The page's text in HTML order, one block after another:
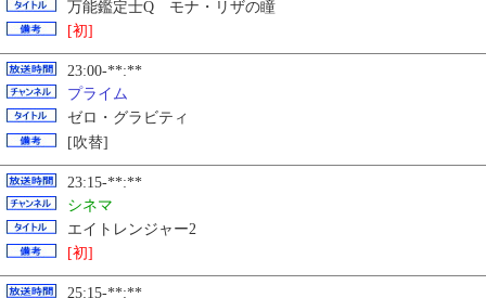
万能鑑定士Q モナ・リザの瞳
[初]
23:00-**:**
プライム
ゼロ・グラビティ
[吹替]
23:15-**:**
シネマ
エイトレンジャー2
[初]
25:15-**:**